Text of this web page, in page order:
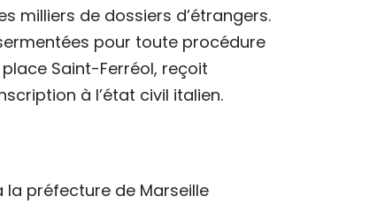
milliers de dossiers d’étrangers.
pour toute procédure
Saint-Ferréol, reçoit
à l’état civil italien.
préfecture de Marseille